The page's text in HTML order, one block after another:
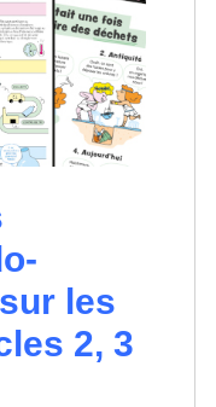
les
2, 3